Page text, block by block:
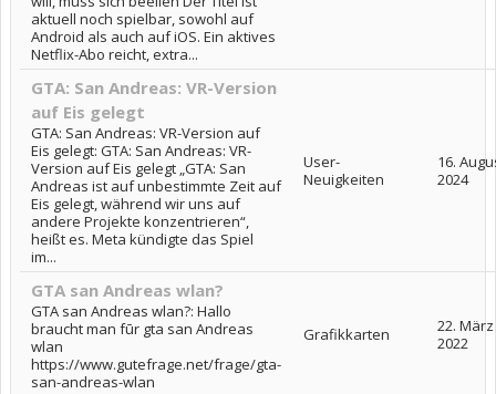
aktuell noch spielbar, sowohl auf
Android als auch auf iOS. Ein aktives
Netflix-Abo reicht, extra...
GTA: San Andreas: VR-Version
auf Eis gelegt
GTA: San Andreas: VR-Version auf
Eis gelegt: GTA: San Andreas: VR-
Version auf Eis gelegt „GTA: San
Andreas ist auf unbestimmte Zeit auf
Eis gelegt, während wir uns auf
andere Projekte konzentrieren“,
heißt es. Meta kündigte das Spiel
im...
User-
Neuigkeiten
16.
2024
GTA san Andreas wlan?
GTA san Andreas wlan?: Hallo
braucht man fūr gta san Andreas
wlan
https://www.gutefrage.net/frage/gta-
san-andreas-wlan
Grafikkarten
22. März
2022